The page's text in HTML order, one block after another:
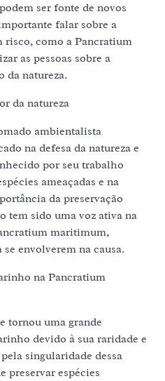
ser fonte de novos
falar sobre a
risco, como a Pancratium
as pessoas sobre a
da natureza.
da natureza
ambientalista
na defesa da natureza e
por seu trabalho
ameaçadas e na
da preservação
tem sido uma voz ativa na
maritimum,
envolverem na causa.
na Pancratium
tornou uma grande
devido à sua raridade e
singularidade dessa
preservar espécies